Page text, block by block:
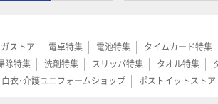
ガストア 電卓特集 電池特集 タイムカード特集
除特集 洗剤特集 スリッパ特集 タオル特集
白衣・介護ユニフォームショップ ポストイットストア